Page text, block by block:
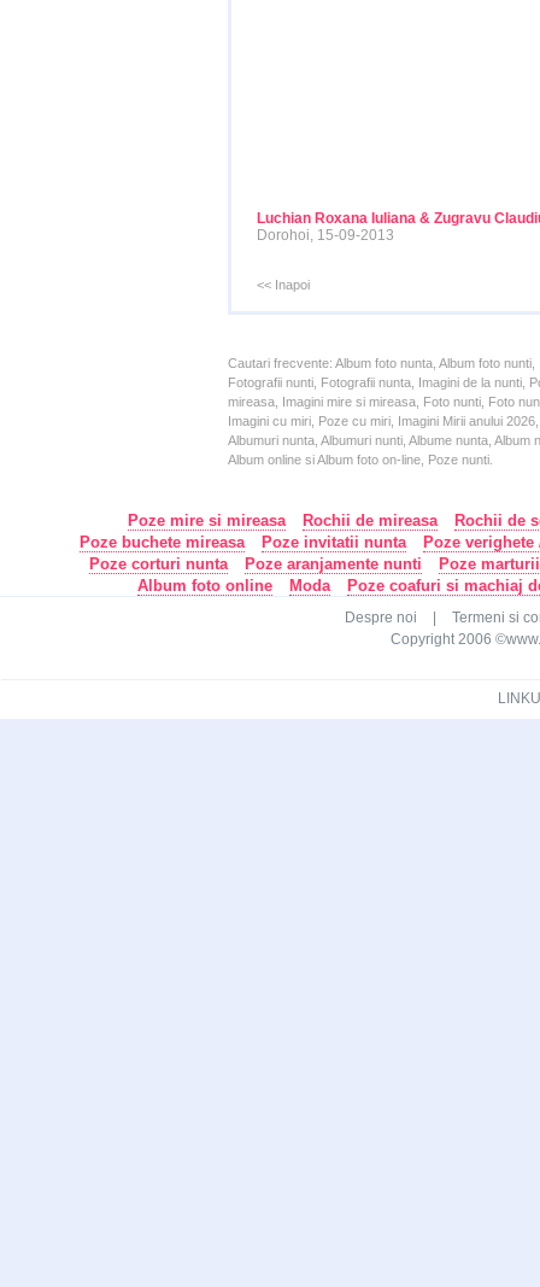
Luchian Roxana Iuliana & Zugravu
Dorohoi, 15-09-2013
<< Inapoi
Cautari frecvente: Album foto nunta, Album foto
Fotografii nunti, Fotografii nunta, Imagini de la nunti,
mireasa, Imagini mire si mireasa, Foto nunti, Foto
Imagini cu miri, Poze cu miri, Imagini Mirii anului
Albumuri nunta, Albumuri nunti, Albume nunta,
Album online si Album foto on-line, Poze nunti.
Poze mire si mireasa Rochii de mireasa
Rochii de
Poze buchete mireasa
Poze invitatii nunta
Poze
Poze corturi nunta
Poze aranjamente nunti
Poze
Album foto online
Moda Poze coafuri si machiaj
Despre noi
Termeni si
Copyright 2006